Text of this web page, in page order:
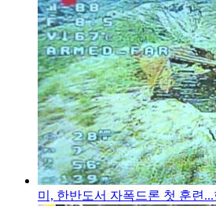
미, 한반도서 자폭드론 첫 훈련